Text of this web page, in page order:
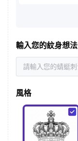
輸入您的紋身想法
風格